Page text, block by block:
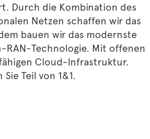
Durch die Kombination des
Netzen schaffen wir das
bauen wir das modernste
RAN-Technologie. Mit offenen
Cloud-Infrastruktur.
Teil von 1&1.